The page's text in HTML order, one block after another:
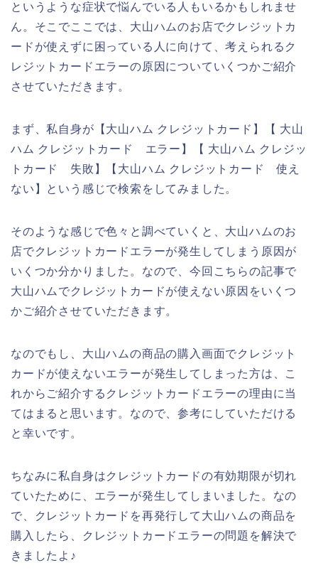
というような症状で悩んでいる人もいるかもしれませ
ん。そこでここでは、大山ハムのお店でクレジットカ
ードが使えずに困っている人に向けて、考えられるク
レジットカードエラーの原因についていくつかご紹介
させていただきます。
まず、私自身が【大山ハム クレジットカード】【 大山
ハム クレジットカード エラー】【 大山ハム クレジッ
トカード 失敗】【大山ハム クレジットカード 使え
ない】という感じで検索をしてみました。
そのような感じで色々と調べていくと、大山ハムのお
店でクレジットカードエラーが発生してしまう原因が
いくつか分かりました。なので、今回こちらの記事で
大山ハムでクレジットカードが使えない原因をいくつ
かご紹介させていただきます。
なのでもし、大山ハムの商品の購入画面でクレジット
カードが使えないエラーが発生してしまった方は、こ
れからご紹介するクレジットカードエラーの理由に当
てはまると思います。なので、参考にしていただける
と幸いです。
ちなみに私自身はクレジットカードの有効期限が切れ
ていたために、エラーが発生してしまいました。なの
で、クレジットカードを再発行して大山ハムの商品を
購入したら、クレジットカードエラーの問題を解決で
きましたよ♪